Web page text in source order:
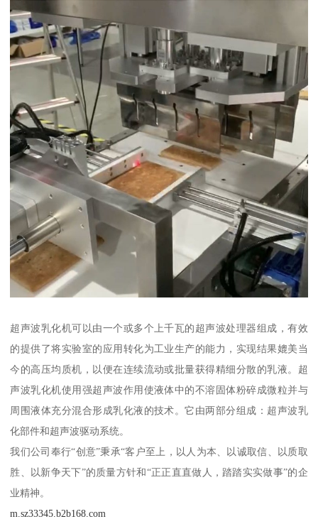
超声波乳化机可以由一个或多个上千瓦的超声波处理器组成，有效
的提供了将实验室的应用转化为工业生产的能力，实现结果媲美当
今的高压均质机，以便在连续流动或批量获得精细分散的乳液。超
声波乳化机使用强超声波作用使液体中的不溶固体粉碎成微粒并与
周围液体充分混合形成乳化液的技术。它由两部分组成：超声波乳
化部件和超声波驱动系统。
我们公司奉行“创意”秉承“客户至上，以人为本、以诚取信、以质取
胜、以新争天下”的质量方针和“正正直直做人，踏踏实实做事”的企
业精神。
m.sz33345.b2b168.com